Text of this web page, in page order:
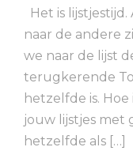
Het is
naar de andere
we naar de lijst
terugkerende
hetzelfde is.
jouw lijstjes met
hetzelfde als […]